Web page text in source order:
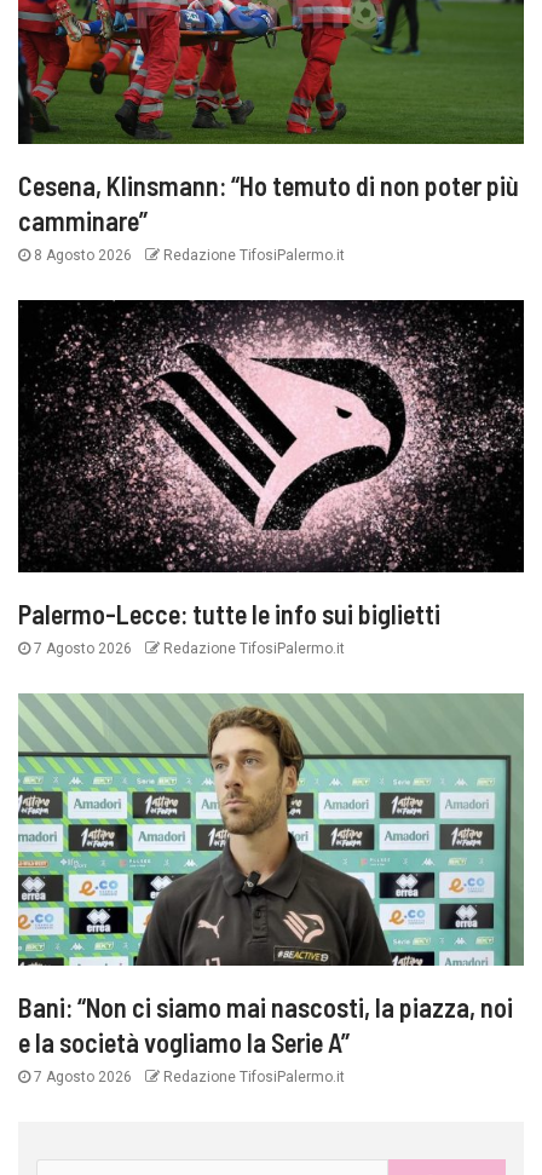
Cesena, Klinsmann: “Ho temuto di non poter più
camminare”
8 Agosto 2026 Redazione TifosiPalermo.it
Palermo-Lecce: tutte le info sui biglietti
7 Agosto 2026 Redazione TifosiPalermo.it
Bani: “Non ci siamo mai nascosti, la piazza, noi
e la società vogliamo la Serie A”
7 Agosto 2026 Redazione TifosiPalermo.it